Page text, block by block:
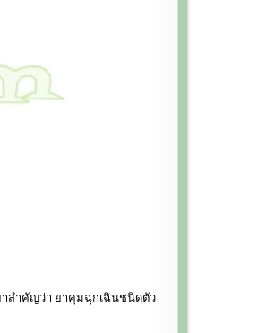
สำคัญว่า ยาคุมฉุกเฉินชนิดตัว